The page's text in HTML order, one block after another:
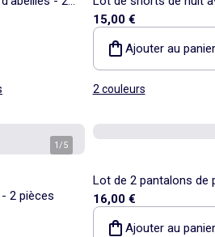
15,00 €
Ajouter au panier
2 couleurs
1/5
2 pièces
Lot de 2 pantalons de
16,00 €
Ajouter au panier